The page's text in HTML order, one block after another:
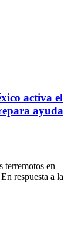
activa el
ayuda
terremotos en
respuesta a la